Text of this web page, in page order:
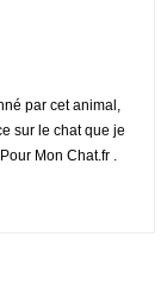
par cet animal,
sur le chat que je
Mon Chat.fr .